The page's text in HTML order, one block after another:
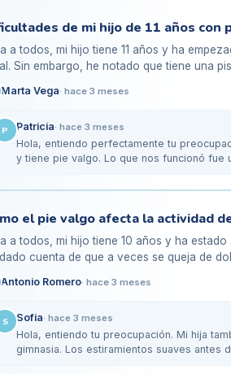
de mi hijo de 11 años con
a todos, mi hijo tiene 11 años y ha
Sin embargo, he notado que tiene una
de…
Marta Vega· hace 3 meses
P Patricia· hace 3 meses
Hola, entiendo perfectamente tu
y tiene pie valgo. Lo que nos funcionó fue
a todos, mi hijo tiene 10 años y ha
cuenta de que a veces se queja de
y he…
Antonio Romero· hace 3 meses
S Sofia· hace 3 meses
Hola, entiendo tu preocupación. Mi hija
gimnasia. Los estiramientos suaves antes